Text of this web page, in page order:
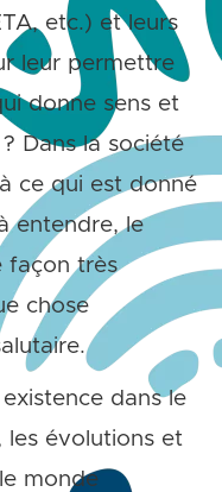
etc.) et leurs
leur permettre
donne sens et
Dans la société
ce qui est donné
entendre, le
façon très
chose
dans le
les évolutions et
monde